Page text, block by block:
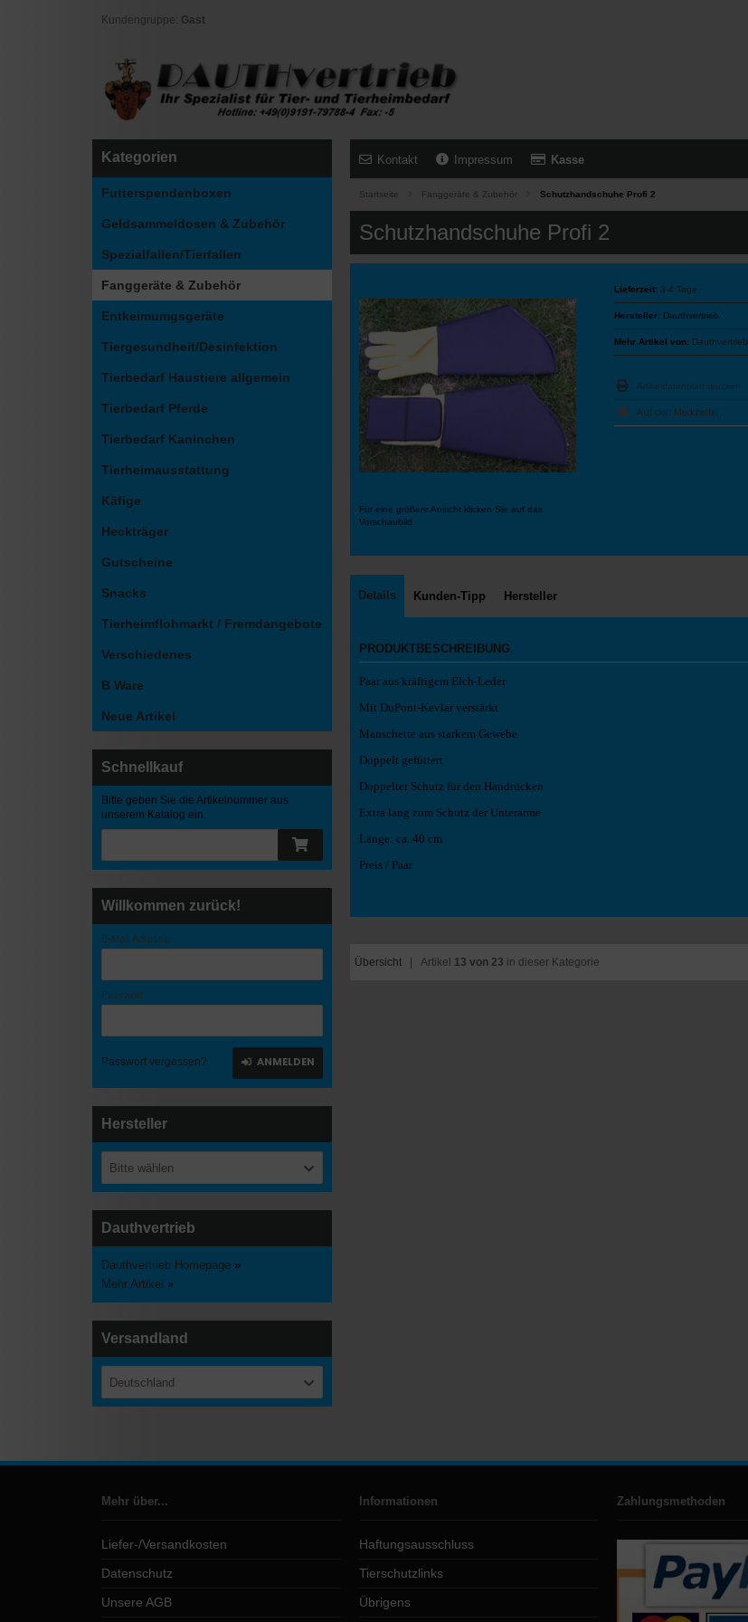
Kundengruppe: Gast
Kontakt Impressum Kasse
Startseite Fanggeräte & Zubehör Schutzhandschuhe Profi 2
Schutzhandschuhe Profi 2
Für eine größere Ansicht klicken Sie auf das
Vorschaubild
Lieferzeit: 3-4 Tage
Hersteller: Dauthvertrieb
Mehr Artikel von: Dauthvertrieb
Artikeldatenblatt drucken
Details Kunden-Tipp Hersteller
PRODUKTBESCHREIBUNG
Paar aus kräftigem Elch-Leder
Mit DuPont-Kevlar verstärkt
Manschette aus starkem Gewebe
Doppelt gefüttert
Doppelter Schutz für den Handrücken
Extra lang zum Schutz der Unterarme
Länge: ca. 40 cm
Preis / Paar
Übersicht | Artikel 13 von 23 in dieser Kategorie
Kategorien
Futterspendenboxen
Geldsammeldosen & Zubehör
Spezialfallen/Tierfallen
Fanggeräte & Zubehör
Entkeimumgsgeräte
Tiergesundheit/Desinfektion
Tierbedarf Haustiere allgemein
Tierbedarf Pferde
Tierbedarf Kaninchen
Tierheimausstattung
Käfige
Heckträger
Gutscheine
Snacks
Tierheimflohmarkt / Fremdangebote
Verschiedenes
B Ware
Neue Artikel
Schnellkauf
Bitte geben Sie die Artikelnummer aus
unserem Katalog ein.
Willkommen zurück!
E-Mail-Adresse:
Passwort:
Passwort vergessen? ANMELDEN
Hersteller
Bitte wählen
Dauthvertrieb
Dauthvertrieb Homepage »
Mehr Artikel »
Versandland
Deutschland
Mehr über...
Liefer-/Versandkosten
Datenschutz
Unsere AGB
Informationen
Haftungsausschluss
Tierschutzlinks
Übrigens
Zahlungsmethoden